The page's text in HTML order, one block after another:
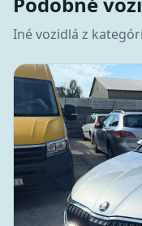
Iné vozidlá z